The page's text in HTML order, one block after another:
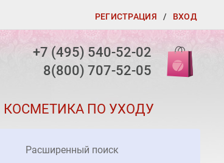
РЕГИСТРАЦИЯ / ВХОД
+7 (495) 540-52-02
8(800) 707-52-05
КОСМЕТИКА ПО УХОДУ
Расширенный поиск